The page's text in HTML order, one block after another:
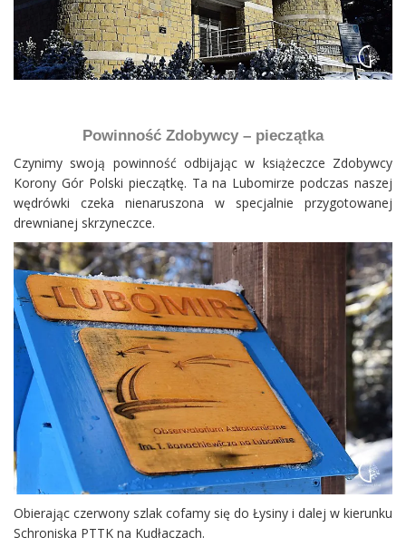
Powinność Zdobywcy – pieczątka
Czynimy swoją powinność odbijając w książeczce Zdobywcy
Korony Gór Polski pieczątkę. Ta na Lubomirze podczas naszej
wędrówki czeka nienaruszona w specjalnie przygotowanej
drewnianej skrzyneczce.
Obierając czerwony szlak cofamy się do Łysiny i dalej w kierunku
Schroniska PTTK na Kudłaczach.